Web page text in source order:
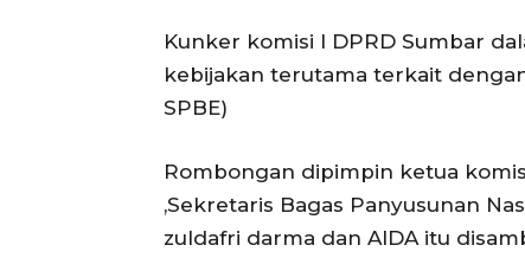
Kunker komisi I DPRD Sumbar
kebijakan terutama terkait
SPBE)
Rombongan dipimpin ketua
,Sekretaris Bagas Panyusunan
zuldafri darma dan AIDA itu